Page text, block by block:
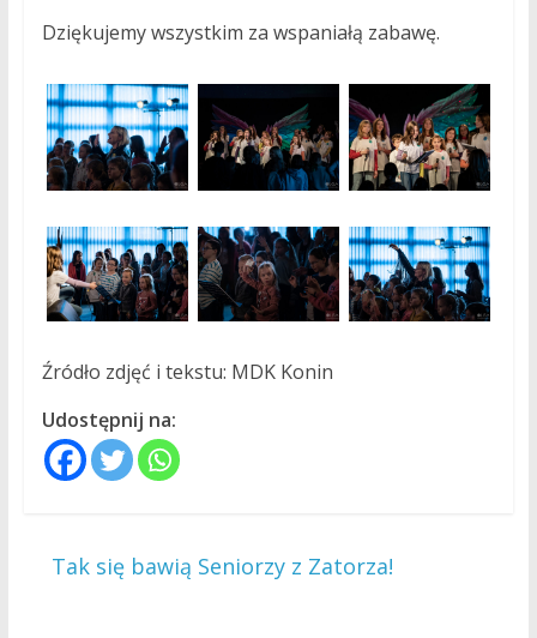
Dziękujemy wszystkim za wspaniałą zabawę.
Źródło zdjęć i tekstu: MDK Konin
Udostępnij na:
Tak się bawią Seniorzy z Zatorza!